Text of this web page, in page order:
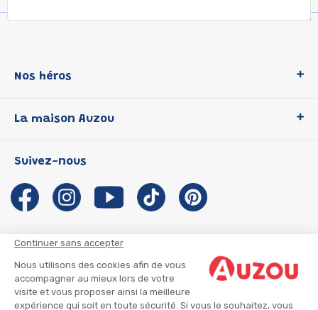
Continuer sans accepter
Nous utilisons des cookies afin de vous
accompagner au mieux lors de votre
visite et vous proposer ainsi la meilleure
expérience qui soit en toute sécurité. Si vous le souhaitez, vous
Nos héros
P'tit Loup
Les Influenceuses
Migali
Petite Taupe
La maison Auzou
Notre histoire
Auzou s'engage
Auteurs et illustrateurs Auzou
Suivre mon colis
Infos consommateur
Suivez-nous
CGU
CGV